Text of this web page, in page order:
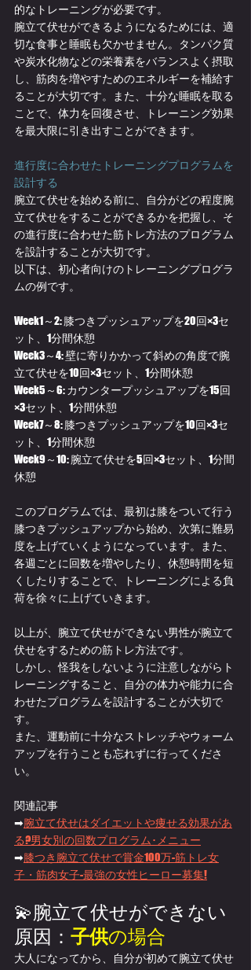
的なトレーニングが必要です。
腕立て伏せができるようになるためには、適
切な食事と睡眠も欠かせません。タンパク質
や炭水化物などの栄養素をバランスよく摂取
し、筋肉を増やすためのエネルギーを補給す
ることが大切です。また、十分な睡眠を取る
ことで、体力を回復させ、トレーニング効果
を最大限に引き出すことができます。
進行度に合わせたトレーニングプログラムを
設計する
腕立て伏せを始める前に、自分がどの程度腕
立て伏せをすることができるかを把握し、そ
の進行度に合わせた筋トレ方法のプログラム
を設計することが大切です。
以下は、初心者向けのトレーニングプログラ
ムの例です。
Week1～2: 膝つきプッシュアップを20回×3セ
ット、1分間休憩
Week3～4: 壁に寄りかかって斜めの角度で腕
立て伏せを10回×3セット、1分間休憩
Week5～6: カウンタープッシュアップを15回
×3セット、1分間休憩
Week7～8: 膝つきプッシュアップを10回×3セ
ット、1分間休憩
Week9～10: 腕立て伏せを5回×3セット、1分間
休憩
このプログラムでは、最初は膝をついて行う
膝つきプッシュアップから始め、次第に難易
度を上げていくようになっています。また、
各週ごとに回数を増やしたり、休憩時間を短
くしたりすることで、トレーニングによる負
荷を徐々に上げていきます。
以上が、腕立て伏せができない男性が腕立て
伏せをするための筋トレ方法です。
しかし、怪我をしないように注意しながらト
レーニングすること、自分の体力や能力に合
わせたプログラムを設計することが大切で
す。
また、運動前に十分なストレッチやウォーム
アップを行うことも忘れずに行ってくださ
い。
関連記事
➡腕立て伏せはダイエットや痩せる効果があ
る?男女別の回数プログラム･メニュー
➡膝つき腕立て伏せで賞金100万-筋トレ女
子・筋肉女子-最強の女性ヒーロー募集!
💫腕立て伏せができない
原因： 子供の場合
大人になってから、自分が初めて腕立て伏せ